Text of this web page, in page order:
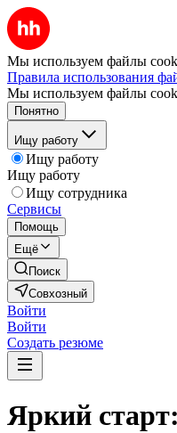
Мы используем файлы
Правила использования
Мы используем файлы
Понятно
Ищу работу
Ищу работу
Ищу работу
Ищу сотрудника
Сервисы
Помощь
Ещё
Поиск
Совхозный
Войти
Войти
Создать резюме
Яркий